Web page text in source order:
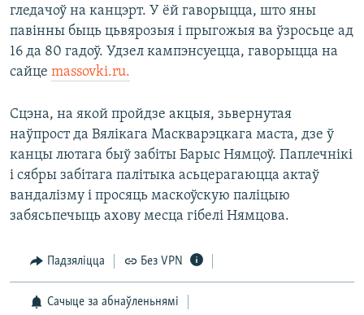
гледачоў на канцэрт. У ёй гаворыцца, што яны
павінны быць цьвярозыя і прыгожыя ва ўзросьце ад
16 да 80 гадоў. Удзел кампэнсуецца, гаворыцца на
сайце massovki.ru.
Сцэна, на якой пройдзе акцыя, зьвернутая
наўпрост да Вялікага Маскварэцкага маста, дзе ў
канцы лютага быў забіты Барыс Нямцоў. Паплечнікі
і сябры забітага палітыка асьцерагаюцца актаў
вандалізму і просяць маскоўскую паліцыю
забясьпечыць ахову месца гібелі Нямцова.
Падзяліцца Без VPN
Сачыце за абнаўленьнямі